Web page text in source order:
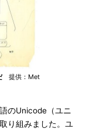
提供：Met
のUnicode（ユニ
り組みました。ユ